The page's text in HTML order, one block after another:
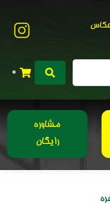
0
مشاوره
رایگان